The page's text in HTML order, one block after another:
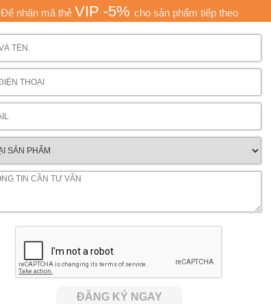
Để nhận mã thẻ VIP -5% cho sản phẩm tiếp theo
ĐĂNG KÝ NGAY